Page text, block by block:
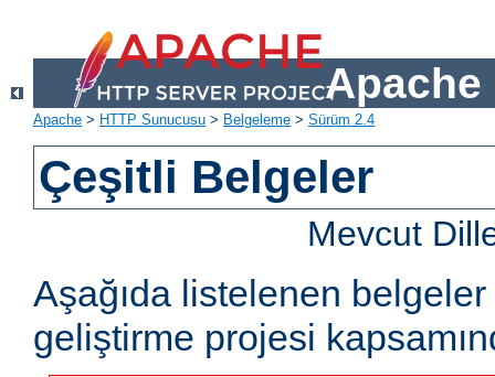
Apache
Apache > HTTP Sunucusu > Belgeleme > Sürüm 2.4
Çeşitli Belgeler
Mevcut
Aşağıda listelenen
geliştirme projesi